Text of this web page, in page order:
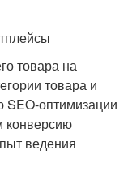
товара на
товара и
оптимизации
конверсию
ведения